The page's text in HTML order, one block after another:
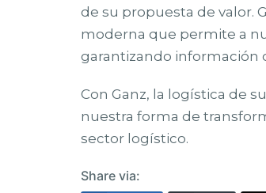
de su propuesta de valor.
moderna que permite a
garantizando información
Con Ganz, la logística de
nuestra forma de
sector logístico.
Share via: